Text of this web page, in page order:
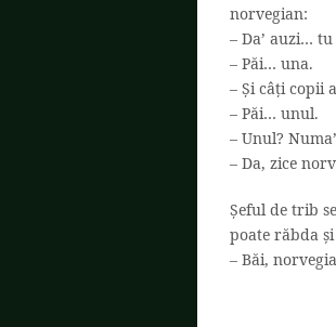
norvegian:
– Da’ auzi… tu
– Păi… una.
– Și câți copii
– Păi… unul.
– Unul?
– Da, zice
Șeful de trib
poate răbda și
– Băi,